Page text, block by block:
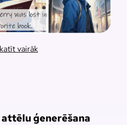
vairāk
ģenerēšana